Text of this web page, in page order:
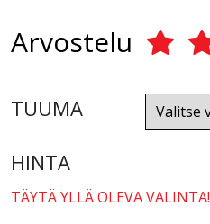
Arvostelu
TUUMA
HINTA
TÄYTÄ YLLÄ OLEVA VALINTA!